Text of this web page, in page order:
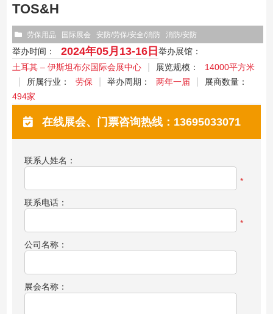
TOS&H
劳保用品 国际展会 安防/劳保/安全/消防 消防/安防
举办时间： 2024年05月13-16日 举办展馆：
土耳其 – 伊斯坦布尔国际会展中心
展览规模：
14000平方米
所属行业：
劳保 举办周期： 两年一届
展商数量：
494家
在线展会、门票咨询热线：13695033071
联系人姓名：
*
联系电话：
*
公司名称：
展会名称：